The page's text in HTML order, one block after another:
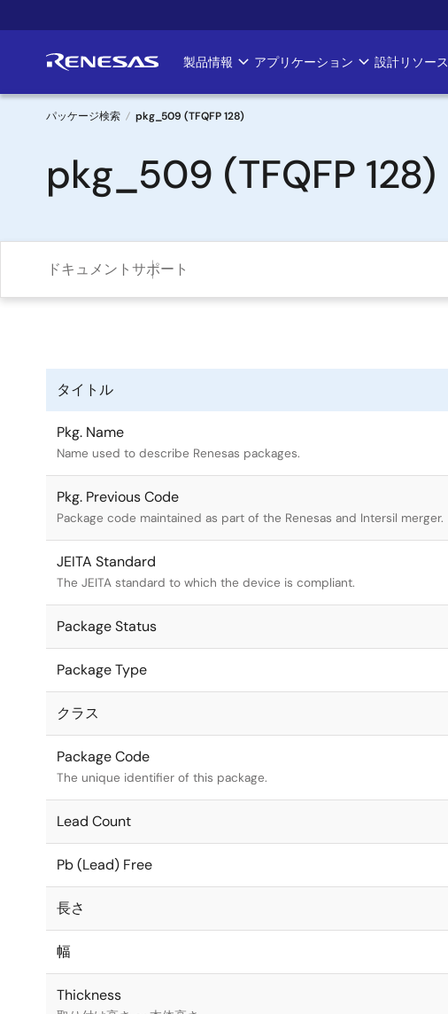
イ
ン
Main
navigation
製品情報 アプリケーション 設計リソース
パ
ン
く
ず
パッケージ検索 pkg_509 (TFQFP 128)
pkg_509 (TFQFP 128)
ドキュメントサポート
タイトル
Pkg. Name
Name used to describe Renesas packages.
Pkg. Previous Code
Package code maintained as part of the Renesas and Intersil merger.
JEITA Standard
The JEITA standard to which the device is compliant.
Package Status
Package Type
クラス
Package Code
The unique identifier of this package.
Lead Count
Pb (Lead) Free
長さ
幅
Thickness